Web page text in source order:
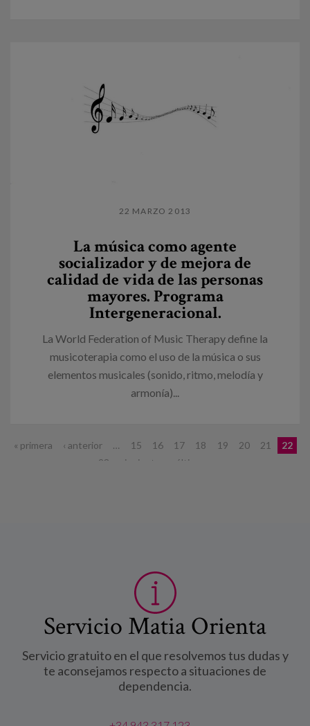
22 MARZO 2013
La música como agente
socializador y de mejora de
calidad de vida de las personas
mayores. Programa
Intergeneracional.
La World Federation of Music Therapy define la
musicoterapia como el uso de la música o sus
elementos musicales (sonido, ritmo, melodía y
armonía)...
Páginas
« primera ‹ anterior … 15 16 17 18 19 20 21
22
23
siguiente › última »
Servicio Matia Orienta
Servicio gratuito en el que resolvemos tus dudas y
te aconsejamos respecto a situaciones de
dependencia.